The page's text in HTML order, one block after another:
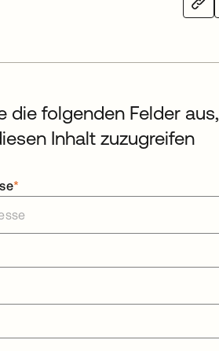
die folgenden Felder aus,
Inhalt zuzugreifen
*